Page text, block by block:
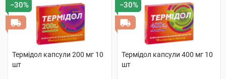
−30%
Термідол капсули 200 мг 10
шт
−30%
Термідол капсули 400 мг 10
шт